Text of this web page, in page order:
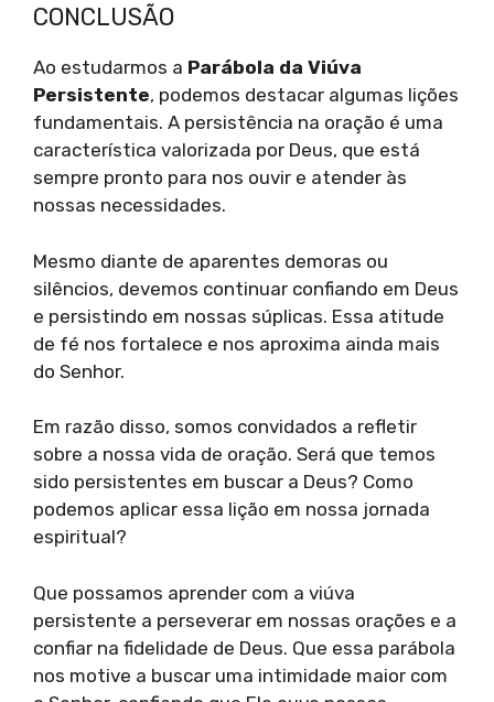
CONCLUSÃO
Ao estudarmos a Parábola da Viúva
Persistente, podemos destacar algumas lições
fundamentais. A persistência na oração é uma
característica valorizada por Deus, que está
sempre pronto para nos ouvir e atender às
nossas necessidades.
Mesmo diante de aparentes demoras ou
silêncios, devemos continuar confiando em Deus
e persistindo em nossas súplicas. Essa atitude
de fé nos fortalece e nos aproxima ainda mais
do Senhor.
Em razão disso, somos convidados a refletir
sobre a nossa vida de oração. Será que temos
sido persistentes em buscar a Deus? Como
podemos aplicar essa lição em nossa jornada
espiritual?
Que possamos aprender com a viúva
persistente a perseverar em nossas orações e a
confiar na fidelidade de Deus. Que essa parábola
nos motive a buscar uma intimidade maior com